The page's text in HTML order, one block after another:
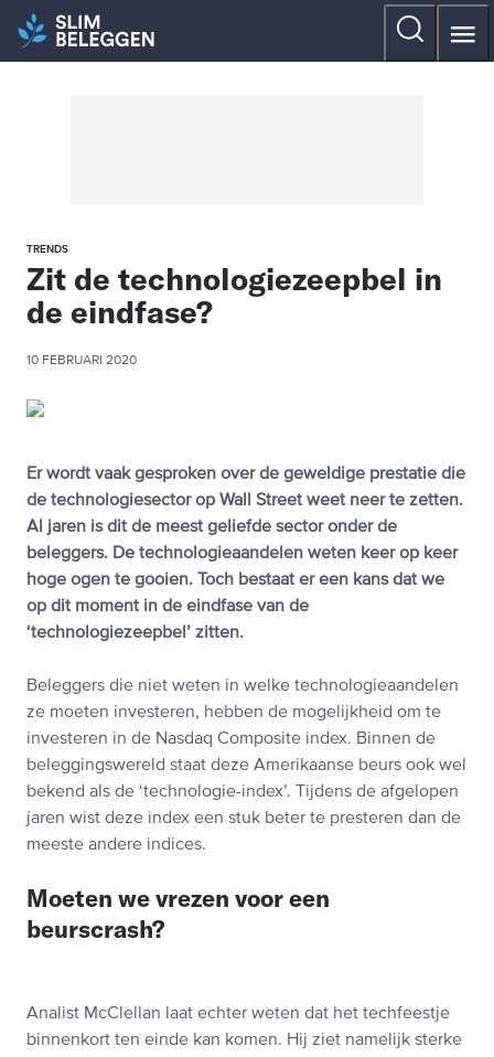
TRENDS
Zit de technologiezeepbel in
de eindfase?
10 FEBRUARI 2020
Er wordt vaak gesproken over de geweldige prestatie die
de technologiesector op Wall Street weet neer te zetten.
Al jaren is dit de meest geliefde sector onder de
beleggers. De technologieaandelen weten keer op keer
hoge ogen te gooien. Toch bestaat er een kans dat we
op dit moment in de eindfase van de
‘technologiezeepbel’ zitten.
Beleggers die niet weten in welke technologieaandelen
ze moeten investeren, hebben de mogelijkheid om te
investeren in de Nasdaq Composite index. Binnen de
beleggingswereld staat deze Amerikaanse beurs ook wel
bekend als de ‘technologie-index’. Tijdens de afgelopen
jaren wist deze index een stuk beter te presteren dan de
meeste andere indices.
Moeten we vrezen voor een
beurscrash?
Analist McClellan laat echter weten dat het techfeestje
binnenkort ten einde kan komen. Hij ziet namelijk sterke